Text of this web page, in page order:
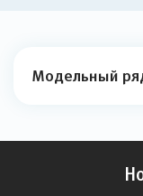
Модельный